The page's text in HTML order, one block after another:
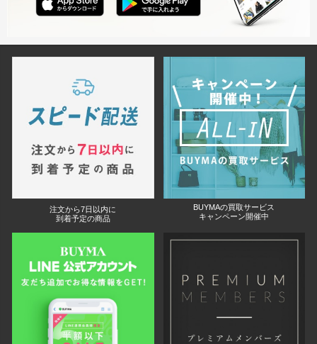
注文から7日以内に
到着予定の商品
BUYMAの買取サービス
キャンペーン開催中